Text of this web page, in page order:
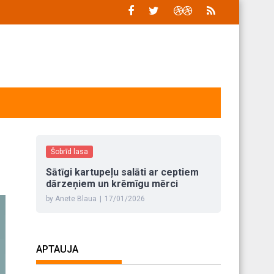
Šobrīd lasa
Sātīgi kartupeļu salāti ar ceptiem
dārzeņiem un krēmīgu mērci
by Anete Blaua 17/01/2026
APTAUJA